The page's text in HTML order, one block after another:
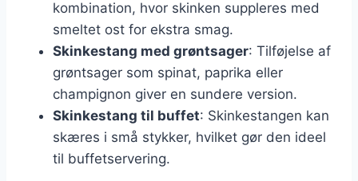
kombination, hvor skinken suppleres med
smeltet ost for ekstra smag.
Skinkestang med grøntsager: Tilføjelse af
grøntsager som spinat, paprika eller
champignon giver en sundere version.
Skinkestang til buffet: Skinkestangen kan
skæres i små stykker, hvilket gør den ideel
til buffetservering.